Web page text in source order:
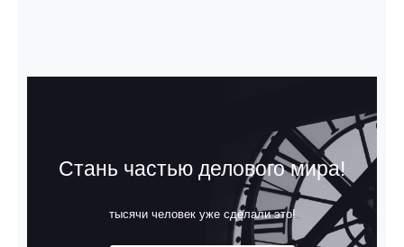
Стань частью делового мира!
тысячи человек уже сделали это!